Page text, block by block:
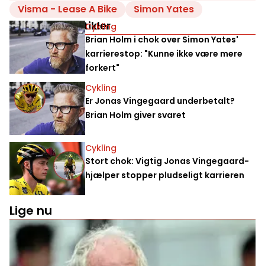
Visma - Lease A Bike Simon Yates
Relaterede artikler
Cykling
Brian Holm i chok over Simon Yates'
karrierestop: "Kunne ikke være mere
forkert"
Cykling
Er Jonas Vingegaard underbetalt?
Brian Holm giver svaret
Cykling
Stort chok: Vigtig Jonas Vingegaard-
hjælper stopper pludseligt karrieren
Lige nu